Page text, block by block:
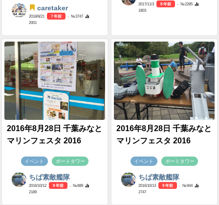
caretaker
2018/8/21 7 年前
- №3747
2001
2017/11/3 8 年前
- №2285
1803
2016年8月28日 千葉みなと
マリンフェスタ 2016
イベント ポートタワー
ちば素敵艦隊
2016/10/12 9 年前
- №889
2189
2016年8月28日 千葉みなと
マリンフェスタ 2016
イベント ポートタワー
ちば素敵艦隊
2016/10/13 9 年前
- №944
2747